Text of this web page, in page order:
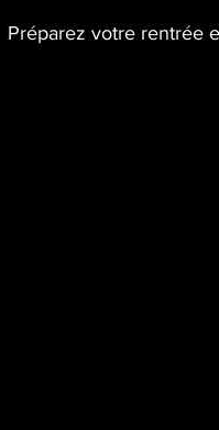
Préparez votre rentrée